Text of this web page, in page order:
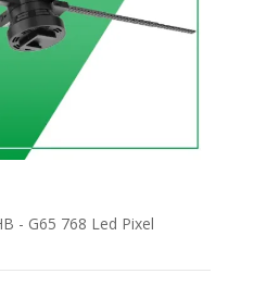
- G65 768 Led Pixel